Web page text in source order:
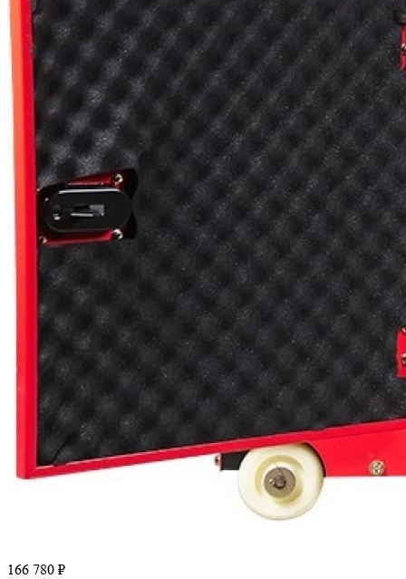
166 780 ₽